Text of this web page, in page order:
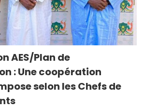
AES/Plan de
: Une coopération
selon les Chefs de